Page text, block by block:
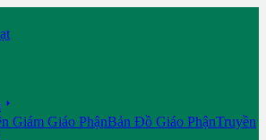

Giám Giáo PhậnBản Đồ Giáo PhậnTruyền